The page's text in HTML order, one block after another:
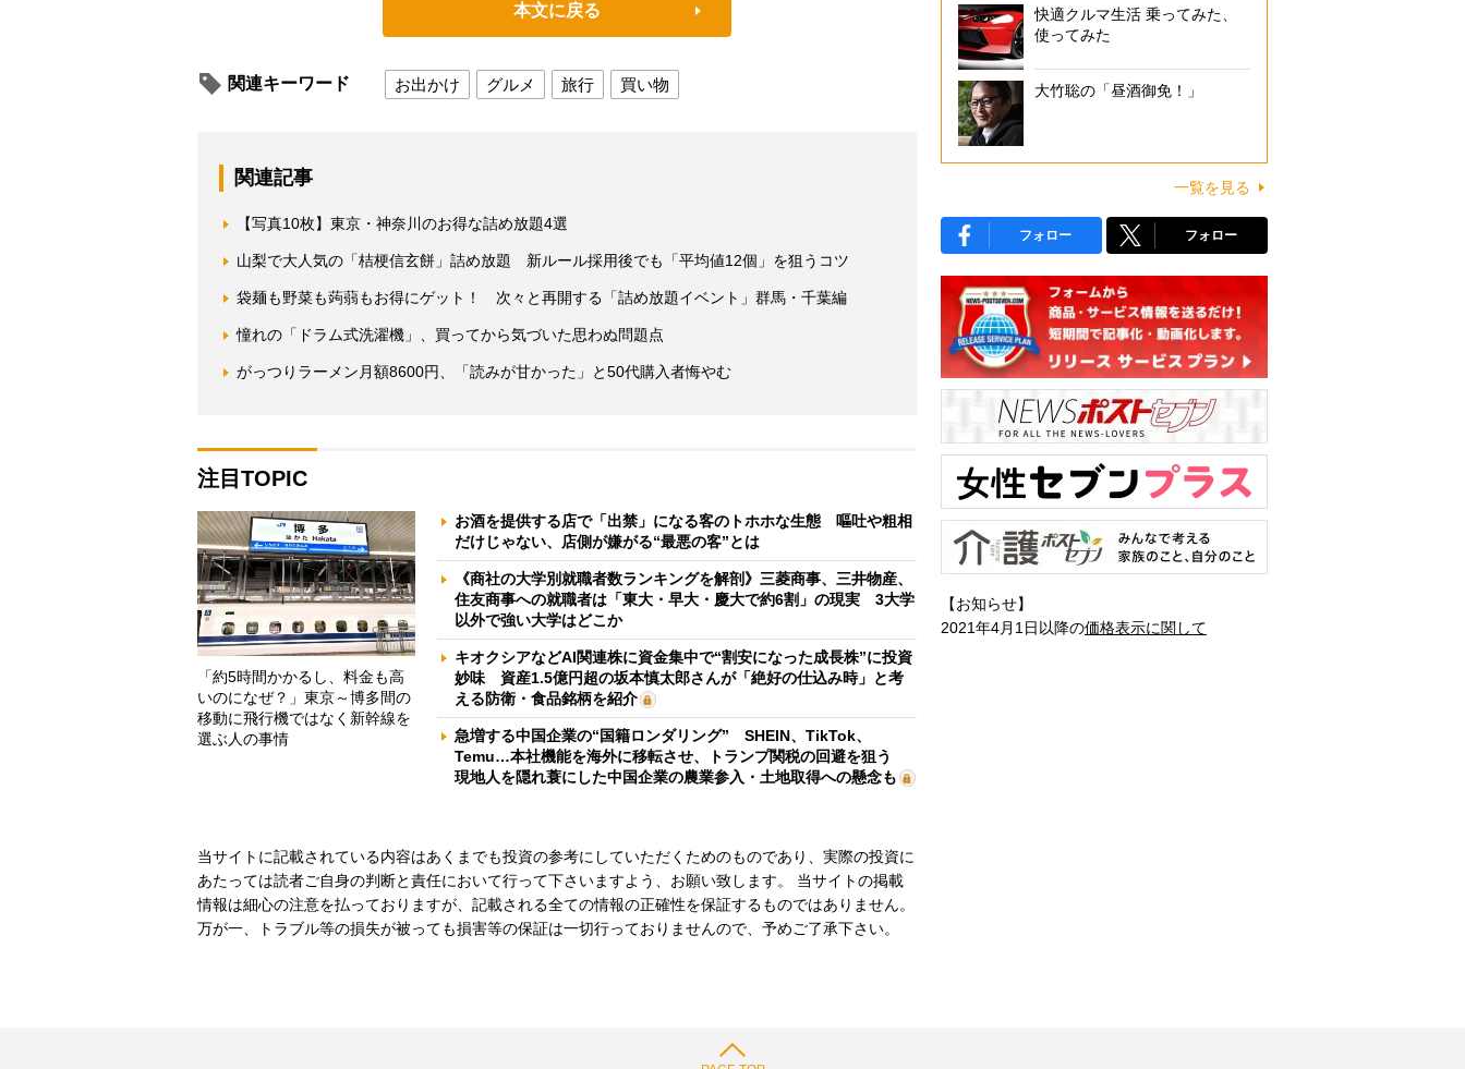
本文に戻る
関連キーワード お出かけ グルメ 旅行 買い物
関連記事
【写真10枚】東京・神奈川のお得な詰め放題4選
山梨で大人気の「桔梗信玄餅」詰め放題 新ルール採用後でも「平均値12個」を狙うコツ
袋麺も野菜も蒟蒻もお得にゲット！ 次々と再開する「詰め放題イベント」群馬・千葉編
憧れの「ドラム式洗濯機」、買ってから気づいた思わぬ問題点
がっつりラーメン月額8600円、「読みが甘かった」と50代購入者悔やむ
注目TOPIC
「約5時間かかるし、料金も高
いのになぜ？」東京～博多間の
移動に飛行機ではなく新幹線を
選ぶ人の事情
お酒を提供する店で「出禁」になる客のトホホな生態 嘔吐や粗相
だけじゃない、店側が嫌がる“最悪の客”とは
《商社の大学別就職者数ランキングを解剖》三菱商事、三井物産、
住友商事への就職者は「東大・早大・慶大で約6割」の現実 3大学
以外で強い大学はどこか
キオクシアなどAI関連株に資金集中で“割安になった成長株”に投資
妙味 資産1.5億円超の坂本慎太郎さんが「絶好の仕込み時」と考
える防衛・食品銘柄を紹介
急増する中国企業の“国籍ロンダリング” SHEIN、TikTok、
Temu…本社機能を海外に移転させ、トランプ関税の回避を狙う
現地人を隠れ蓑にした中国企業の農業参入・土地取得への懸念も
当サイトに記載されている内容はあくまでも投資の参考にしていただくためのものであり、実際の投資に
あたっては読者ご自身の判断と責任において行って下さいますよう、お願い致します。 当サイトの掲載
情報は細心の注意を払っておりますが、記載される全ての情報の正確性を保証するものではありません。
万が一、トラブル等の損失が被っても損害等の保証は一切行っておりませんので、予めご了承下さい。
快適クルマ生活 乗ってみた、
使ってみた
大竹聡の「昼酒御免！」
一覧を見る
フォロー フォロー
【お知らせ】
2021年4月1日以降の価格表示に関して